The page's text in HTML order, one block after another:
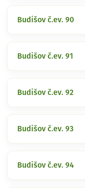
Budišov č.ev. 90
Budišov č.ev. 91
Budišov č.ev. 92
Budišov č.ev. 93
Budišov č.ev. 94